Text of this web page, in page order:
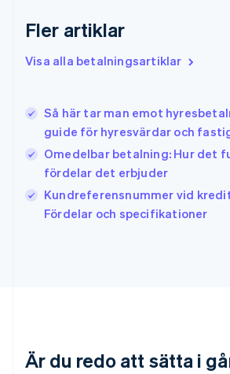
Fler artiklar
Visa alla betalningsartiklar
Så här tar man emot
guide för hyresvärdar och
Omedelbar betalning: Hur det
fördelar det erbjuder
Kundreferensnummer vid
Fördelar och specifikationer
Är du redo att sätta i
简体中文
Indien
Irland
Italiano English
Japan
日本語 English
EnglishFrançais
Kroatien
EnglishItaliano
Malaysia